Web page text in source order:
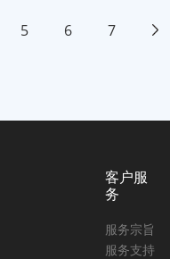
5 6 7
客户服
务
服务宗旨
服务支持